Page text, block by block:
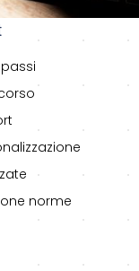
norme